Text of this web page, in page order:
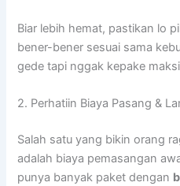
Biar lebih hemat, pastikan lo
bener-bener sesuai sama
gede tapi nggak kepake
2. Perhatiin Biaya Pasang &
Salah satu yang bikin orang
adalah biaya pemasangan
punya banyak paket dengan